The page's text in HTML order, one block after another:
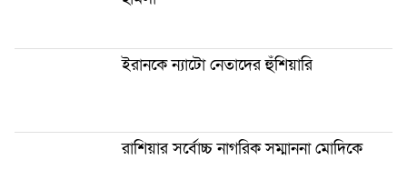
ইরানকে ন্যাটো নেতাদের হুঁশিয়ারি
রাশিয়ার সর্বোচ্চ নাগরিক সম্মাননা মোদিকে